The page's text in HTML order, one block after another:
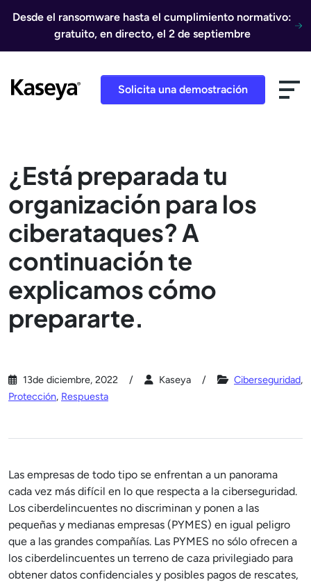
Desde el ransomware hasta el cumplimiento normativo:
gratuito, en directo, el 2 de septiembre
Solicita una demostración
¿Está preparada tu
organización para los
ciberataques? A
continuación te
explicamos cómo
prepararte.
13de diciembre, 2022 Kaseya Ciberseguridad,
Protección, Respuesta
Las empresas de todo tipo se enfrentan a un panorama
cada vez más difícil en lo que respecta a la ciberseguridad.
Los ciberdelincuentes no discriminan y ponen a las
pequeñas y medianas empresas (PYMES) en igual peligro
que a las grandes compañías. Las PYMES no sólo ofrecen a
los ciberdelincuentes un terreno de caza privilegiado para
obtener datos confidenciales y posibles pagos de rescates,